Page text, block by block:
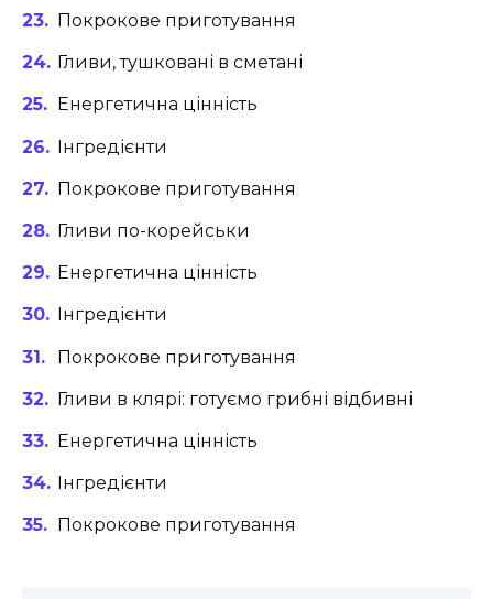
Покрокове приготування
Гливи, тушковані в сметані
Енергетична цінність
Інгредієнти
Покрокове приготування
Гливи по-корейськи
Енергетична цінність
Інгредієнти
Покрокове приготування
Гливи в клярі: готуємо грибні відбивні
Енергетична цінність
Інгредієнти
Покрокове приготування